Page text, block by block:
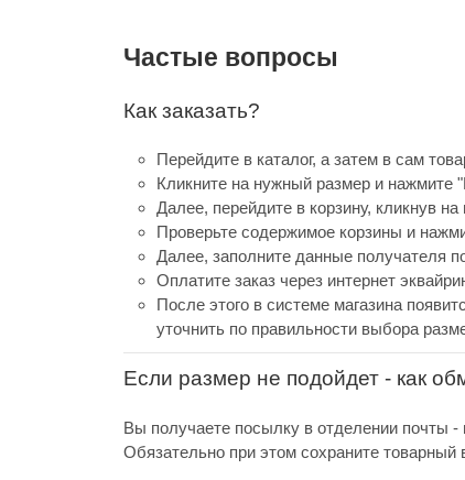
Частые вопросы
Как заказать?
Перейдите в каталог, а затем в сам
Кликните на нужный размер и нажмите
Далее, перейдите в корзину, кликнув
Проверьте содержимое корзины и
Далее, заполните данные получателя
Оплатите заказ через интернет
После этого в системе магазина
уточнить по правильности выбора
Если размер не подойдет - как
Вы получаете посылку в отделении почты
Обязательно при этом сохраните товарный